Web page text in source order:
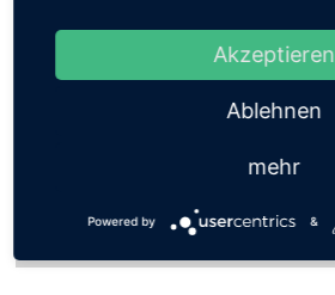
Osterfeuer
1. Preisskat-Turnier 2026
Sankt Hubertus-Gilde Keylaer seit 1477
Akzeptieren
Ablehnen
mehr
Powered by &